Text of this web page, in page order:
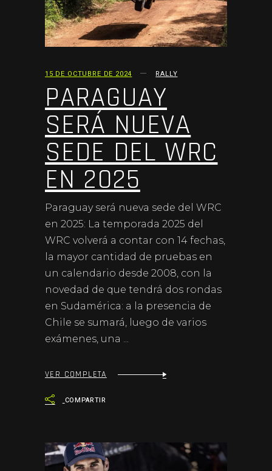
15 DE OCTUBRE DE 2024 RALLY
PARAGUAY
SERÁ NUEVA
SEDE DEL WRC
EN 2025
Paraguay será nueva sede del WRC
en 2025: La temporada 2025 del
WRC volverá a contar con 14 fechas,
la mayor cantidad de pruebas en
un calendario desde 2008, con la
novedad de que tendrá dos rondas
en Sudamérica: a la presencia de
Chile se sumará, luego de varios
exámenes, una
VER COMPLETA
COMPARTIR